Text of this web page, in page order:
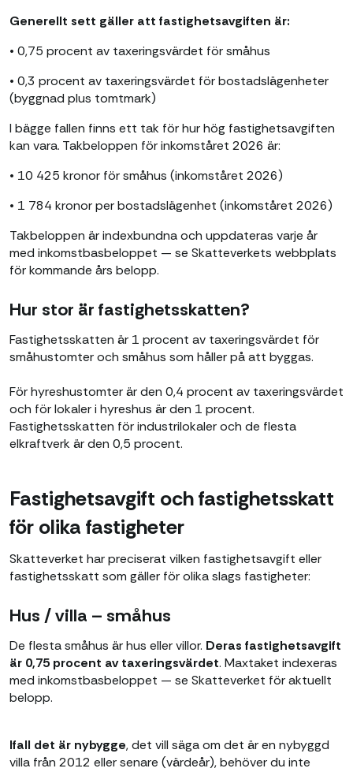
Generellt sett gäller att fastighetsavgiften är:
• 0,75 procent av taxeringsvärdet för småhus
• 0,3 procent av taxeringsvärdet för bostadslägenheter
(byggnad plus tomtmark)
I bägge fallen finns ett tak för hur hög fastighetsavgiften
kan vara. Takbeloppen för inkomståret 2026 är:
• 10 425 kronor för småhus (inkomståret 2026)
• 1 784 kronor per bostadslägenhet (inkomståret 2026)
Takbeloppen är indexbundna och uppdateras varje år
med inkomstbasbeloppet — se Skatteverkets webbplats
för kommande års belopp.
Hur stor är fastighetsskatten?
Fastighetsskatten är 1 procent av taxeringsvärdet för
småhustomter och småhus som håller på att byggas.
För hyreshustomter är den 0,4 procent av taxeringsvärdet
och för lokaler i hyreshus är den 1 procent.
Fastighetsskatten för industrilokaler och de flesta
elkraftverk är den 0,5 procent.
Fastighetsavgift och fastighetsskatt
för olika fastigheter
Skatteverket har preciserat vilken fastighetsavgift eller
fastighetsskatt som gäller för olika slags fastigheter:
Hus / villa – småhus
De flesta småhus är hus eller villor. Deras fastighetsavgift
är 0,75 procent av taxeringsvärdet. Maxtaket indexeras
med inkomstbasbeloppet — se Skatteverket för aktuellt
belopp.
Ifall det är nybygge, det vill säga om det är en nybyggd
villa från 2012 eller senare (värdeår), behöver du inte